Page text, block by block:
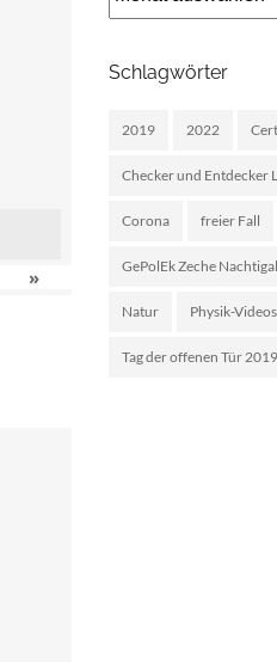
»
Schlagwörter
2019 2022
Checker und Entdecker
Corona freier Fall
GePolEk Zeche
Natur Physik-Videos
Tag der offenen Tür 2019